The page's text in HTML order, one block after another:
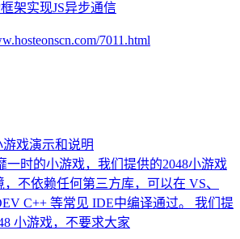
架实现JS异步通信
7011.html
一时的小游戏，我们提供的2048小游戏
不依赖任何第三方库，可以在 VS、
C++ 等常见 IDE中编译通过。 我们提
小游戏，不要求大家